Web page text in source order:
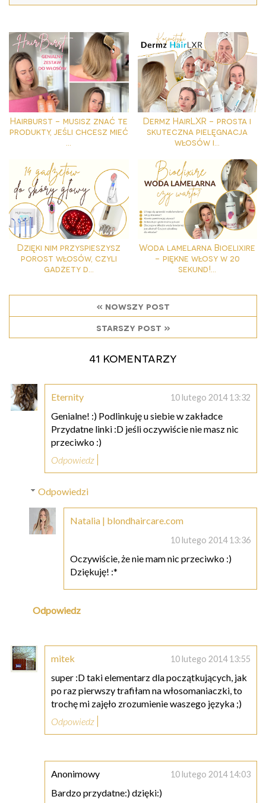
Hairburst - musisz znać te
produkty, jeśli chcesz mieć
Dermz HairLXR - prosta i
skuteczna pielęgnacja
włosów i...
Dzięki nim przyspieszysz
porost włosów, czyli
gadżety d...
Woda lamelarna Bioelixire
- piękne włosy w 20
sekund!...
« nowszy post
starszy post »
41 komentarzy
Eternity 10 lutego 2014 13:32
Genialne! :) Podlinkuję u siebie w zakładce
Przydatne linki :D jeśli oczywiście nie masz nic
przeciwko :)
Odpowiedz
Odpowiedzi
Natalia | blondhaircare.com
10 lutego 2014 13:36
Oczywiście, że nie mam nic przeciwko :)
Dziękuję! :*
Odpowiedz
mitek 10 lutego 2014 13:55
super :D taki elementarz dla początkujących, jak
po raz pierwszy trafiłam na włosomaniaczki, to
trochę mi zajęło zrozumienie waszego języka ;)
Odpowiedz
Anonimowy 10 lutego 2014 14:03
Bardzo przydatne:) dzięki:)